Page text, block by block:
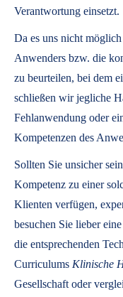
Verantwortung einsetzt.
Da es uns nicht
Anwenders bzw. die
zu beurteilen, bei dem
schließen wir jegliche
Fehlanwendung oder
Kompetenzen des
Sollten Sie unsicher
Kompetenz zu einer
Klienten verfügen,
besuchen Sie lieber
die entsprechenden
Curriculums Klinische
Gesellschaft oder